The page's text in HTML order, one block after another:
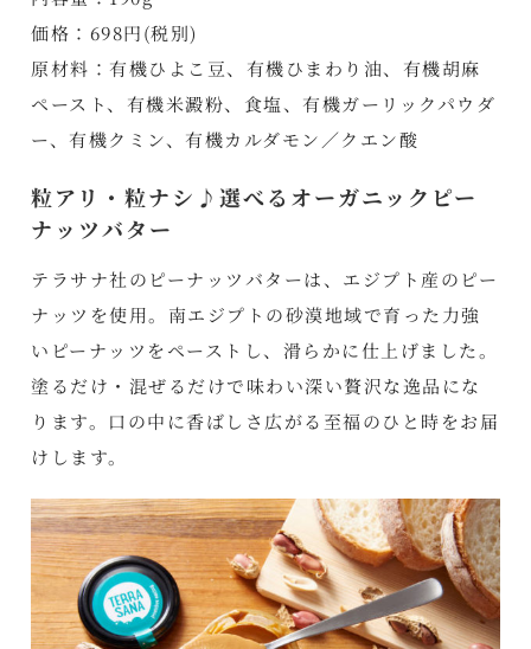
価格：698円(税別)
原材料：有機ひよこ豆、有機ひまわり油、有機胡麻
ペースト、有機米澱粉、食塩、有機ガーリックパウダ
ー、有機クミン、有機カルダモン／クエン酸
粒アリ・粒ナシ♪選べるオーガニックピー
ナッツバター
テラサナ社のピーナッツバターは、エジプト産のピー
ナッツを使用。南エジプトの砂漠地域で育った力強
いピーナッツをペーストし、滑らかに仕上げました。
塗るだけ・混ぜるだけで味わい深い贅沢な逸品にな
ります。口の中に香ばしさ広がる至福のひと時をお届
けします。